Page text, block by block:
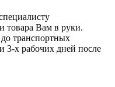
товара Вам в руки.
транспортных
3-х рабочих дней после